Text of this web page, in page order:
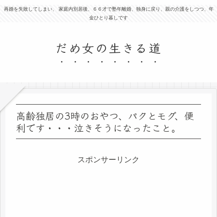
再婚を失敗してしまい、 家庭内別居後、６６才で塾年離婚、独身に戻り、親の介護をしつつ、年
金ひとり暮しです
だめ女の生きる道
高齢独居の3時のおやつ、パクとモグ、便
利です・・・泣きそうになったこと。
スポンサーリンク